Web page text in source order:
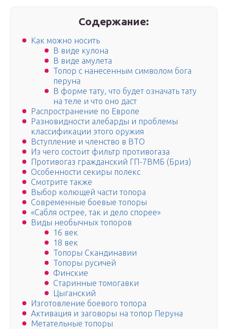
Содержание:
Как можно носить
В виде кулона
В виде амулета
Топор с нанесенным символом бога
перуна
В форме тату, что будет означать тату
на теле и что оно даст
Распространение по Европе
Разновидности алебарды и проблемы
классификации этого оружия
Вступление и членство в ВТО
Из чего состоит фильтр противогаза
Противогаз гражданский ГП-7ВМБ (Бриз)
Особенности секиры полекс
Смотрите также
Выбор колющей части топора
Современные боевые топоры
«Сабля острее, так и дело спорее»
Виды необычных топоров
16 век
18 век
Топоры Скандинавии
Топоры русичей
Финские
Старинные томогавки
Цыганский
Изготовление боевого топора
Активация и заговоры на топор Перуна
Метательные топоры